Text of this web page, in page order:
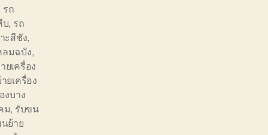
รถ
บ, รถ
ะสีชัง,
ลมฉบัง,
ยเครื่อง
ยเครื่อง
งบาง
ม, รับขน
ย้าย